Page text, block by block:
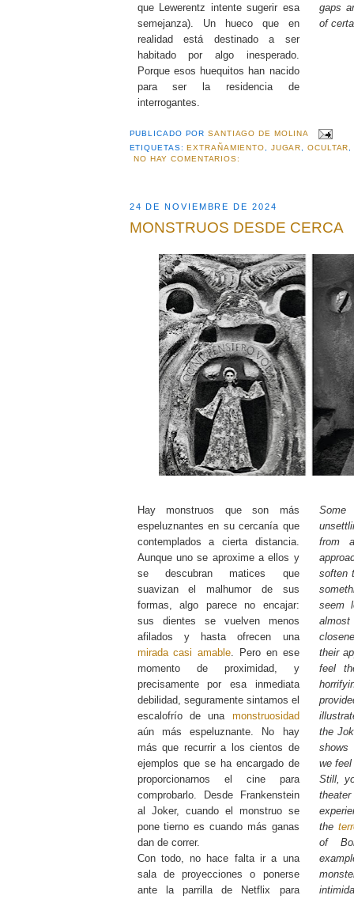
que Lewerentz intente sugerir esa
semejanza). Un hueco que en
realidad está destinado a ser
habitado por algo inesperado.
Porque esos huequitos han nacido
para ser la residencia de
interrogantes.
gaps
of
PUBLICADO PORSANTIAGO DE MOLINA
ETIQUETAS: EXTRAÑAMIENTO, JUGAR,OCULTAR
NO HAY COMENTARIOS:
24 DE NOVIEMBRE DE 2024
MONSTRUOS DESDE CERCA
Hay monstruos que son más
espeluznantes en su cercanía que
contemplados a cierta distancia.
Aunque uno se aproxime a ellos y
se descubran matices que
suavizan el malhumor de sus
formas, algo parece no encajar:
sus dientes se vuelven menos
afilados y hasta ofrecen una
mirada casi amable. Pero en ese
momento de proximidad, y
precisamente por esa inmediata
debilidad, seguramente sintamos el
escalofrío de una monstruosidad
aún más espeluznante. No hay
más que recurrir a los cientos de
ejemplos que se ha encargado de
proporcionarnos el cine para
comprobarlo. Desde Frankenstein
al Joker, cuando el monstruo se
pone tierno es cuando más ganas
dan de correr.
Con todo, no hace falta ir a una
sala de proyecciones o ponerse
ante la parrilla de Netflix para
from
soften
seem
almost
their
feel
the
we
Still,
the
of